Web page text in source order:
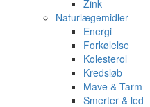
Zink
Naturlægemidler
Energi
Forkølelse
Kolesterol
Kredsløb
Mave & Tarm
Smerter & led